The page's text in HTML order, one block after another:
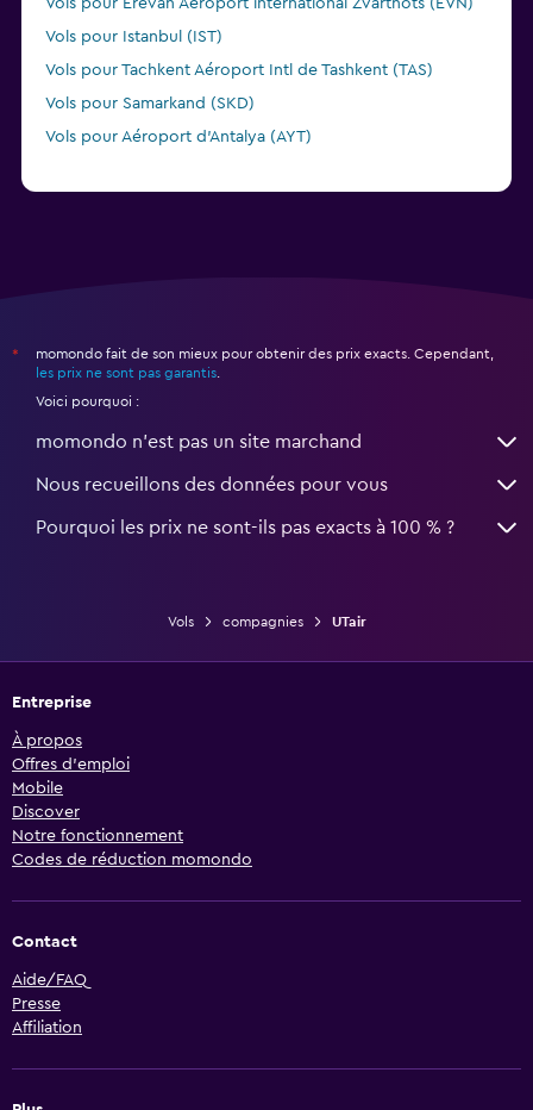
Vols pour Istanbul (IST)
Vols pour Tachkent Aéroport Intl de Tashkent (TAS)
Vols pour Samarkand (SKD)
Vols pour Aéroport d'Antalya (AYT)
*
momondo fait de son mieux pour obtenir des prix exacts. Cependant,
les prix ne sont pas garantis
Voici pourquoi :
momondo n'est pas un site marchand
Nous recueillons des données pour vous
Pourquoi les prix ne sont-ils pas exacts à 100 % ?
Vols compagnies UTair
Entreprise
À propos
Offres d’emploi
Mobile
Discover
Notre fonctionnement
Codes de réduction momondo
Contact
Aide/FAQ
Presse
Affiliation